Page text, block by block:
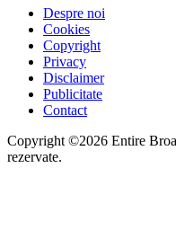
Despre noi
Cookies
Copyright
Privacy
Disclaimer
Publicitate
Contact
Copyright ©2026 Entire
rezervate.